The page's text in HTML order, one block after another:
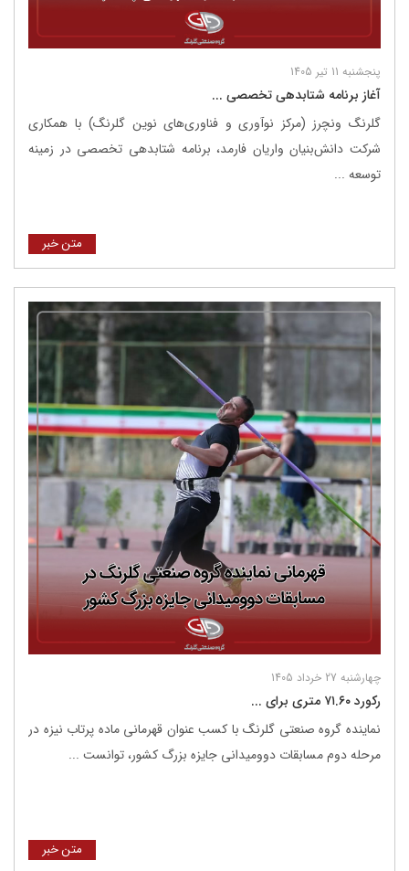
پنجشنبه 11 تیر 1405
آغاز برنامه شتابدهی تخصصی ...
گلرنگ ونچرز (مرکز نوآوری و فناوری‌های نوین گلرنگ) با همکاری
شرکت دانش‌بنیان واریان فارمد، برنامه شتابدهی تخصصی در زمینه
توسعه ...
متن خبر
چهارشنبه 27 خرداد 1405
رکورد ۷۱.۶۰ متری برای ...
نماینده گروه صنعتی گلرنگ با کسب عنوان قهرمانی ماده پرتاب نیزه در
مرحله دوم مسابقات دوومیدانی جایزه بزرگ کشور، توانست ...
متن خبر